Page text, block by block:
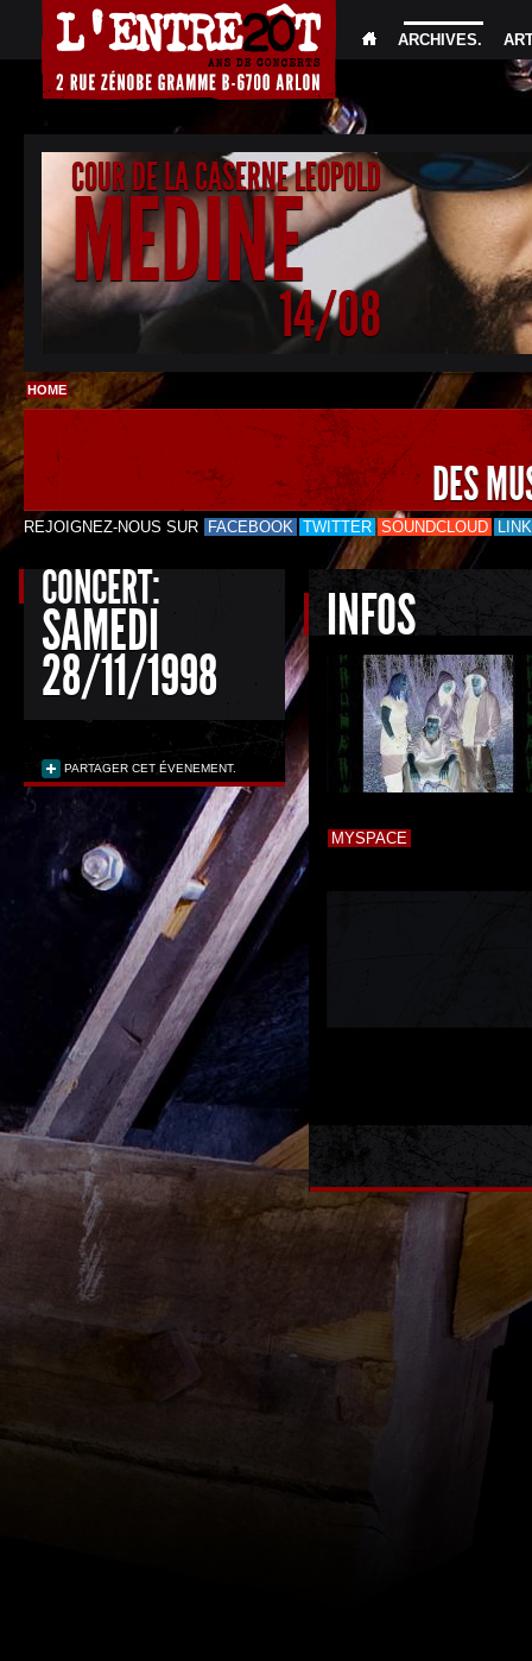
ARCHIVES.
COUR DE LA CASERNE LEOPOLD
MEDINE
14/08
HOME
DES
REJOIGNEZ-NOUS SUR FACEBOOK TWITTER SOUNDCLOUD
CONCERT:
SAMEDI
28/11/1998
PARTAGER CET ÉVENEMENT.
INFOS
MYSPACE